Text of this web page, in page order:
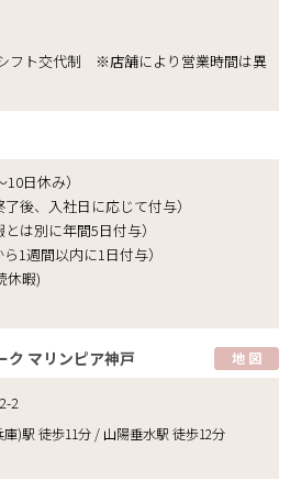
フト交代制 ※店舗により営業時間は異
日休み）
後、入社日に応じて付与）
は別に年間5日付与）
1週間以内に1日付与）
休暇)
ク マリンピア神戸 地 図
2
)駅 徒歩11分 / 山陽垂水駅 徒歩12分